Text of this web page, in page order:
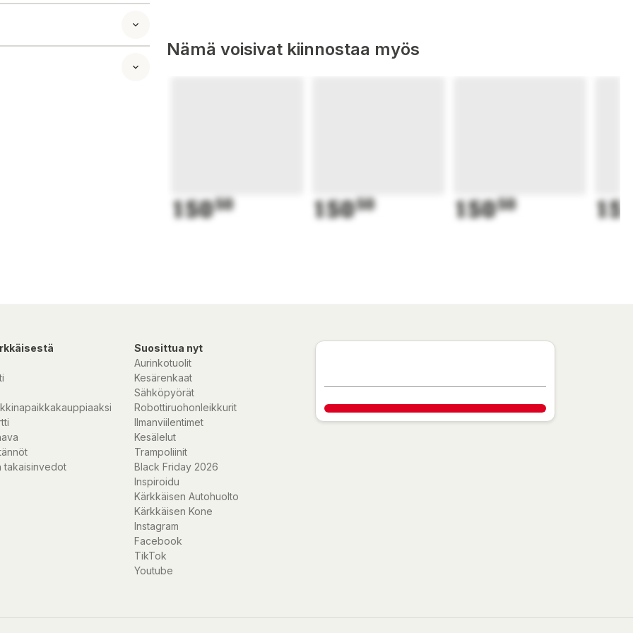
Nämä voisivat kiinnostaa myös
15050 15050 15050
takaisinvedot
Suosittua nyt
Aurinkotuolit
Kesärenkaat
Sähköpyörät
Robottiruohonleikkurit
Ilmanviilentimet
Kesälelut
Trampoliinit
Black Friday 2026
Inspiroidu
Kärkkäisen Autohuolto
Kärkkäisen Kone
Instagram
Facebook
TikTok
Youtube